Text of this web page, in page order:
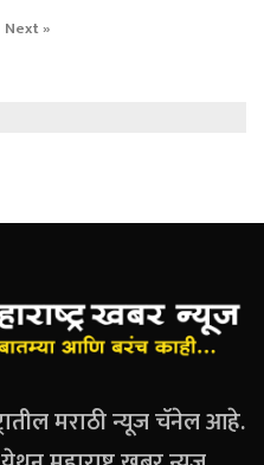
Next»
मराठी न्यूज चॅनेल आहे.